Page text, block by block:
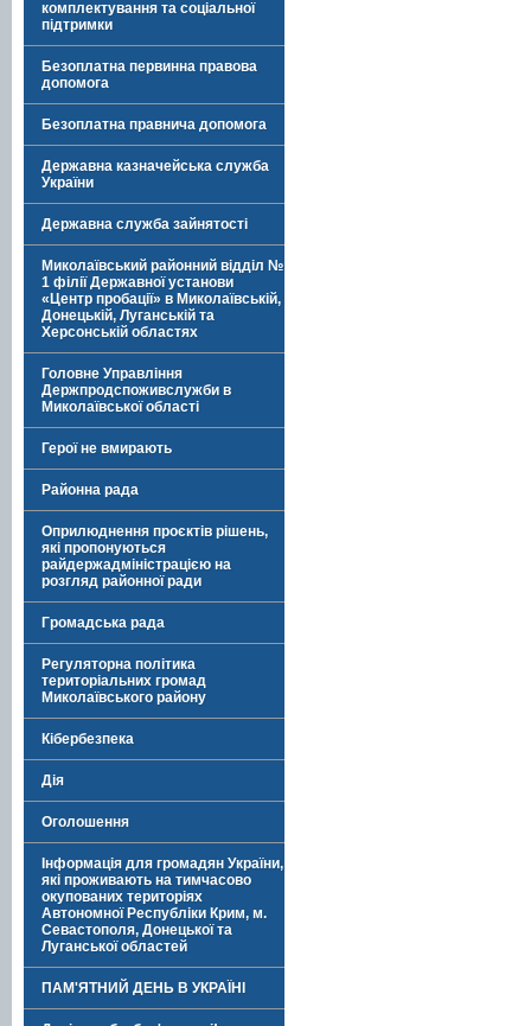
комплектування та соціальної
підтримки
Безоплатна первинна правова
допомога
Безоплатна правнича допомога
Державна казначейська служба
України
Державна служба зайнятості
Миколаївський районний відділ №
1 філії Державної установи
«Центр пробації» в Миколаївській,
Донецькій, Луганській та
Херсонській областях
Головне Управління
Держпродспоживслужби в
Миколаївської області
Герої не вмирають
Районна рада
Оприлюднення проєктів рішень,
які пропонуються
райдержадміністрацією на
розгляд районної ради
Громадська рада
Регуляторна політика
територіальних громад
Миколаївського району
Кібербезпека
Дія
Оголошення
Інформація для громадян України,
які проживають на тимчасово
окупованих територіях
Автономної Республіки Крим, м.
Севастополя, Донецької та
Луганської областей
ПАМ'ЯТНИЙ ДЕНЬ В УКРАЇНІ